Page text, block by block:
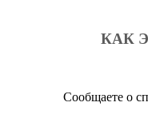
КАК
Сообщаете о